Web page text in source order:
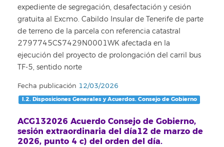
expediente de segregación, desafectación y cesión
gratuita al Excmo. Cabildo Insular de Tenerife de parte
de terreno de la parcela con referencia catastral
2797745CS7429N0001WK afectada en la
ejecución del proyecto de prolongación del carril bus
TF-5, sentido norte
Fecha publicación 12/03/2026
I.2. Disposiciones Generales y Acuerdos. Consejo de Gobierno
ACG132026 Acuerdo Consejo de Gobierno,
sesión extraordinaria del día12 de marzo de
2026, punto 4 c) del orden del día.